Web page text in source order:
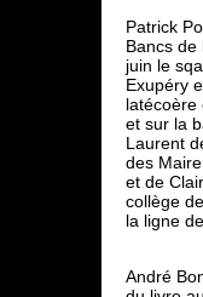
Patrick
Bancs de
juin le
Exupéry
latécoère
et sur la
Laurent
des
et de
collège
la ligne
André